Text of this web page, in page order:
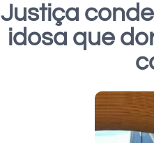
Justiça
idosa que